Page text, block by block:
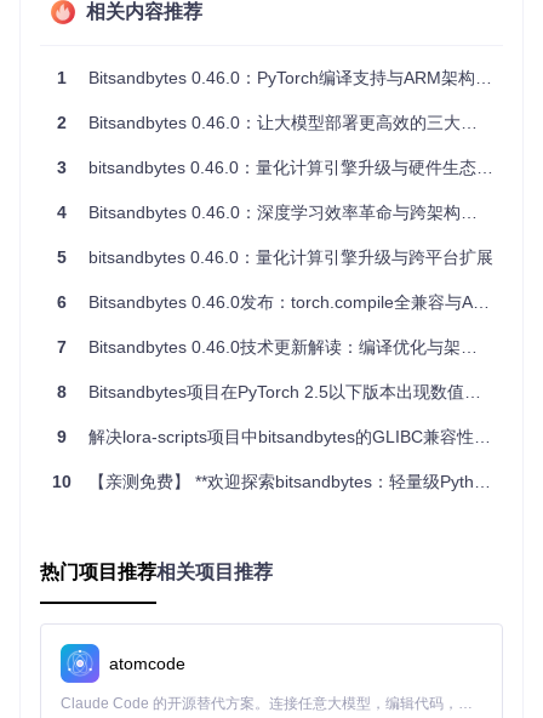
编译优化技术细节
实现量化算子的图优化路径
实验性CPU编译支持（PyTorch 2.6+）
4位量化精度损失降低12%
重构阈值计算函数
技术演进路线
2023.09：4位量化算法发布
2024.04：PyTorch 2.0兼容性升级
2024.11：自定义算子架构重构
2025.02：ARM架构支持与torch.compile优化
实践指南：环境配置与应用场景
PyTorch
2.4.0
2.6.0+
CUDA
11.7
架构支持
相关内容推荐
1 Bitsandbytes 0.46.0：PyTorch编译支持与ARM架构优化的里程碑突破
2 Bitsandbytes 0.46.0：让大模型部署更高效的三大技术革新
3 bitsandbytes 0.46.0：量化计算引擎升级与硬件生态扩展+
4 Bitsandbytes 0.46.0：深度学习效率革命与跨架构部署突破
5 bitsandbytes 0.46.0：量化计算引擎升级与跨平台扩展
6 Bitsandbytes 0.46.0发布：torch.compile全兼容与ARM架构支持带来量化计算新范式
7 Bitsandbytes 0.46.0技术更新解读：编译优化与架构扩展的双重突破
8 Bitsandbytes项目在PyTorch 2.5以下版本出现数值默认值错误问题分析
9 解决lora-scripts项目中bitsandbytes的GLIBC兼容性问题
10 【亲测免费】 **欢迎探索bitsandbytes：轻量级Python库的革命性突破**
热门项目推荐相关项目推荐
atomcode
Claude Code 的开源替代方案。连接任意大模型，编辑代码，运行命令，自动验证 — 全自动执行。用 Rust 构建，极致性能。 ｜ An open-source alternative to Claude Code. Connect any LLM, edit code, run commands, and verify changes — autonomously. Built in Rust for speed. Get Started